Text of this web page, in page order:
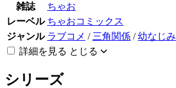
雑誌
ちゃお
レーベル ちゃおコミックス
ジャンル ラブコメ / 三角関係 /幼なじみ
詳細を見る とじる
シリーズ